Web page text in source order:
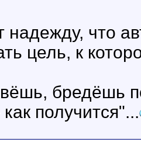
надежду, что
цель, к
бредёшь
получится"...